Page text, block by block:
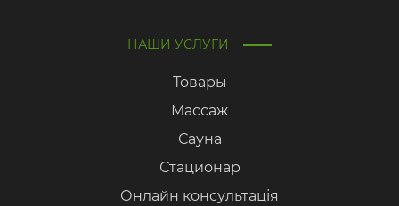
НАШИ УСЛУГИ
Товары
Массаж
Сауна
Стационар
Онлайн консультація